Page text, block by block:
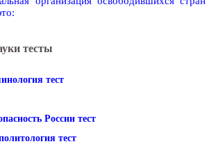
тесты
тест
России тест
тест